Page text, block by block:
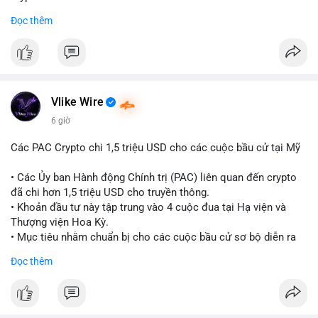
#binancesquare
$btc $eth
📰 Nguồn: CoinDesk
Đọc thêm
Vlike Wire
6 giờ
Các PAC Crypto chi 1,5 triệu USD cho các cuộc bầu cử tại Mỹ
• Các Ủy ban Hành động Chính trị (PAC) liên quan đến crypto
đã chi hơn 1,5 triệu USD cho truyền thông.
• Khoản đầu tư này tập trung vào 4 cuộc đua tại Hạ viện và
Thượng viện Hoa Kỳ.
• Mục tiêu nhằm chuẩn bị cho các cuộc bầu cử sơ bộ diễn ra
Đọc thêm